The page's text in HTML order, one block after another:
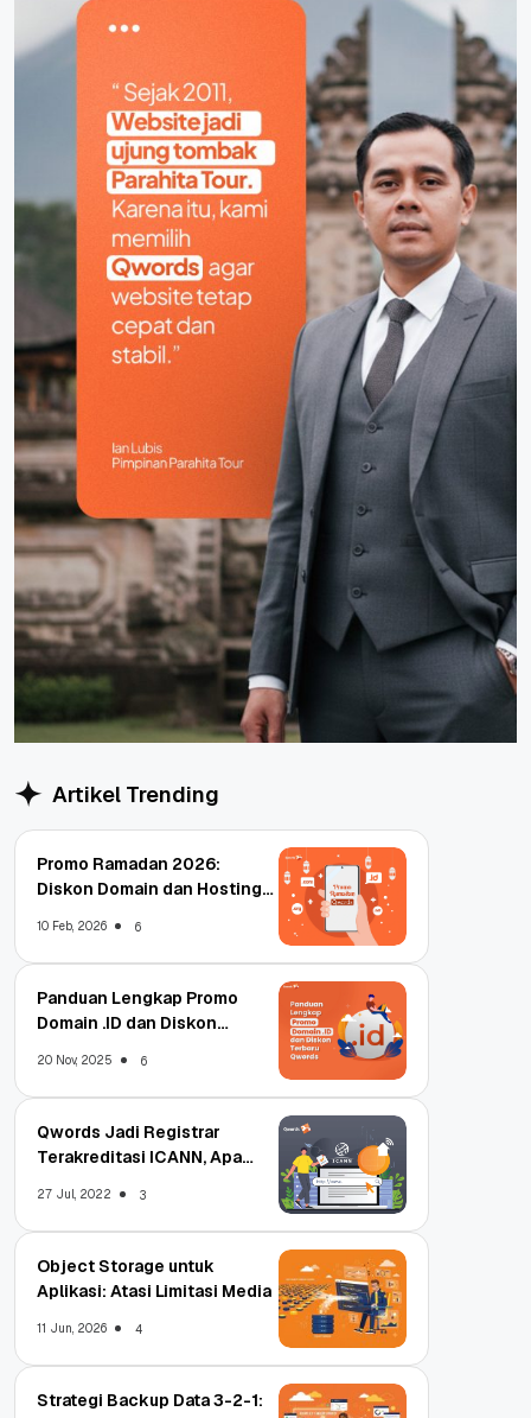
Artikel Trending
Promo Ramadan 2026:
Diskon Domain dan Hosting
10 Feb, 2026 6
Panduan Lengkap Promo
Domain .ID dan Diskon
20 Nov, 2025 6
Qwords Jadi Registrar
Terakreditasi ICANN, Apa
27 Jul, 2022 3
Object Storage untuk
Aplikasi: Atasi Limitasi Media
11 Jun, 2026 4
Strategi Backup Data 3-2-1: